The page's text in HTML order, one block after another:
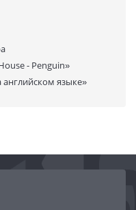
- Penguin»
языке»